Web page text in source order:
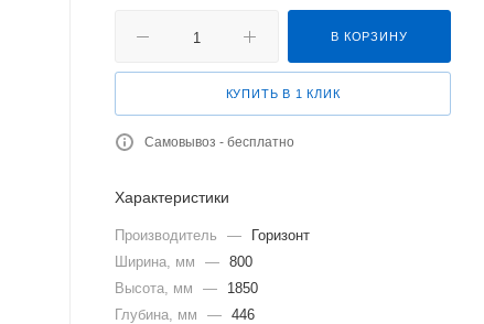
В КОРЗИНУ
КУПИТЬ В 1 КЛИК
Самовывоз - бесплатно
Характеристики
Производитель —
Горизонт
Ширина, мм
— 800
Высота, мм
—
1850
Глубина, мм
— 446